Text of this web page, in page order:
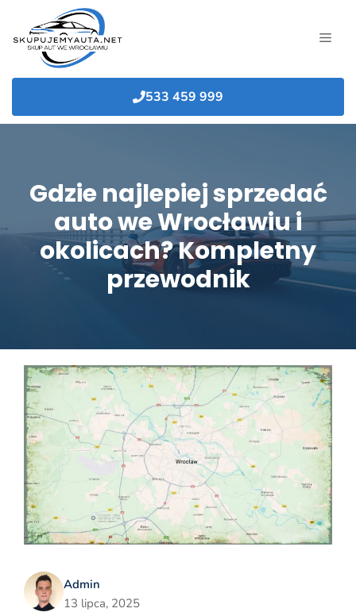
treści
533 459 999
Gdzie najlepiej sprzedać
auto we Wrocławiu i
okolicach? Kompletny
przewodnik
Admin
13 lipca, 2025